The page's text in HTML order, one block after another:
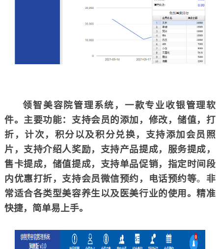
领智美容院管理系统，一款专业收银管理软
件。主要功能：支持会员的添加，修改，储值，打
折，计次，积分以及积分兑换，支持添加会员照
片，支持介绍人奖励，支持产品提成，服务提成，
售卡提成，储值提成，支持单品促销，指定时间段
内优惠打折，支持会员微信预约，电话预约等。 非
常适合各类型美容养生以及医美行业的使用。精准
快捷，简单易上手。